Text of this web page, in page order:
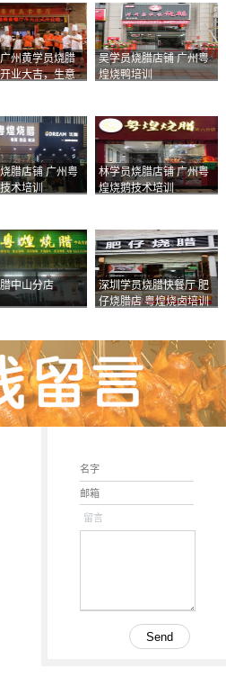
州黄学员烧腊
业大吉，生意
吴学员烧腊店铺 广州粤
煌烧鸭培训
腊店铺 广州粤
术培训
林学员烧腊店铺 广州粤
煌烧鹅技术培训
中山分店
深圳学员烧腊快餐厅 肥
仔烧腊店 粤煌烧卤培训
留言